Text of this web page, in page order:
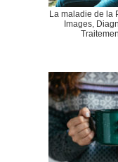
La maladie de la
Images,